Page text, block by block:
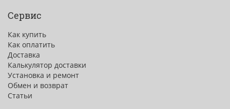
Сервис
Как купить
Как оплатить
Доставка
Калькулятор доставки
Установка и ремонт
Обмен и возврат
Статьи